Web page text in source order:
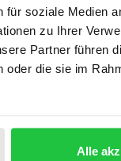
soziale Medien
zu Ihrer
Partner führen
oder die sie im
Alle